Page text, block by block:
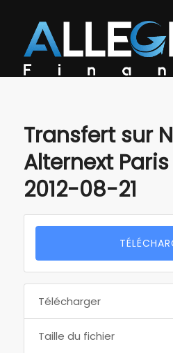
Transfert sur
Alternext
2012-08-21
Télécharger
Taille du fichier